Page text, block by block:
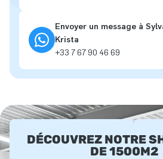
Envoyer un message à
Krista
+33 7 67 90 46 69
DÉCOUVREZ NOTRE
DE 1500M2